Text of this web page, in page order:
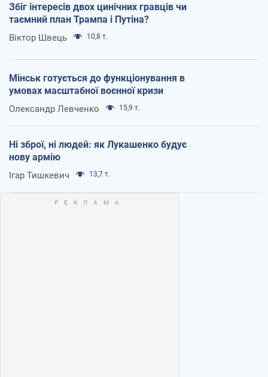
Збіг інтересів двох цинічних гравців чи
таємний план Трампа і Путіна?
Віктор Швець 10,8 т.
Мінськ готується до функціонування в
умовах масштабної воєнної кризи
Олександр Левченко 15,9 т.
Ні зброї, ні людей: як Лукашенко будує
нову армію
Ігар Тишкевич 13,7 т.